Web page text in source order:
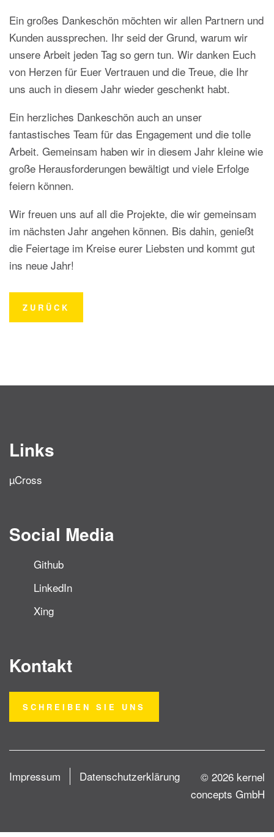
Ein großes Dankeschön möchten wir allen Partnern und
Kunden aussprechen. Ihr seid der Grund, warum wir
unsere Arbeit jeden Tag so gern tun. Wir danken Euch
von Herzen für Euer Vertrauen und die Treue, die Ihr
uns auch in diesem Jahr wieder geschenkt habt.
Ein herzliches Dankeschön auch an unser
fantastisches Team für das Engagement und die tolle
Arbeit. Gemeinsam haben wir in diesem Jahr kleine wie
große Herausforderungen bewältigt und viele Erfolge
feiern können.
Wir freuen uns auf all die Projekte, die wir gemeinsam
im nächsten Jahr angehen können. Bis dahin, genießt
die Feiertage im Kreise eurer Liebsten und kommt gut
ins neue Jahr!
ZURÜCK
Links
µCross
Social Media
Github
LinkedIn
Xing
Kontakt
SCHREIBEN SIE UNS
Impressum Datenschutzerklärung
© 2026 kernel
concepts GmbH